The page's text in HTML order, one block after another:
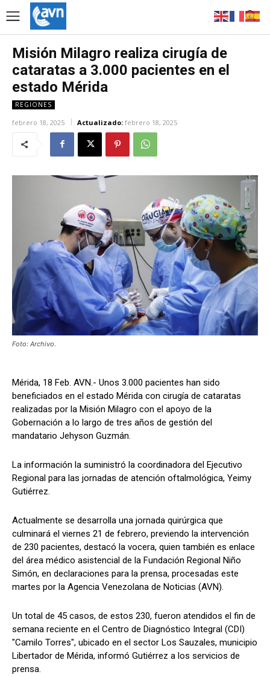
Misión Milagro realiza cirugía de
cataratas a 3.000 pacientes en el
estado Mérida
REGIONES
febrero 18, 2025 Actualizado: febrero 18, 2025
Foto: Archivo.
Mérida, 18 Feb. AVN.- Unos 3.000 pacientes han sido
beneficiados en el estado Mérida con cirugía de cataratas
realizadas por la Misión Milagro con el apoyo de la
Gobernación a lo largo de tres años de gestión del
mandatario Jehyson Guzmán.
La información la suministró la coordinadora del Ejecutivo
Regional para las jornadas de atención oftalmológica, Yeimy
Gutiérrez.
Actualmente se desarrolla una jornada quirúrgica que
culminará el viernes 21 de febrero, previendo la intervención
de 230 pacientes, destacó la vocera, quien también es enlace
del área médico asistencial de la Fundación Regional Niño
Simón, en declaraciones para la prensa, procesadas este
martes por la Agencia Venezolana de Noticias (AVN).
Un total de 45 casos, de estos 230, fueron atendidos el fin de
semana reciente en el Centro de Diagnóstico Integral (CDI)
"Camilo Torres", ubicado en el sector Los Sauzales, municipio
Libertador de Mérida, informó Gutiérrez a los servicios de
prensa.